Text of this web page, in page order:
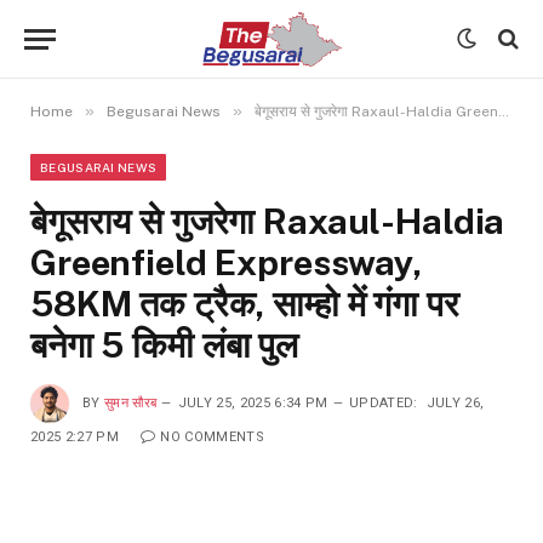
Home » Begusarai News » बेगूसराय से गुजरेगा Raxaul-Haldia Greenfield Expressway, 58KM तक ट्रैक, साम्हो में गंगा पर बनेगा 5 किमी लंबा पुल
BEGUSARAI NEWS
बेगूसराय से गुजरेगा Raxaul-Haldia
Greenfield Expressway,
58KM तक ट्रैक, साम्हो में गंगा पर
बनेगा 5 किमी लंबा पुल
BY सुमन सौरब JULY 25, 2025 6:34 PM UPDATED: JULY 26,
2025 2:27 PM NO COMMENTS